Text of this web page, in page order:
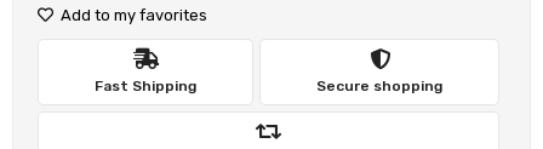
Add to my favorites
Fast Shipping Secure shopping